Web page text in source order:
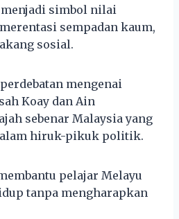
simbol nilai
sempadan kaum,
sosial.
mengenai
Koay dan Ain
sebenar Malaysia yang
hiruk-pikuk politik.
pelajar Melayu
tanpa mengharapkan